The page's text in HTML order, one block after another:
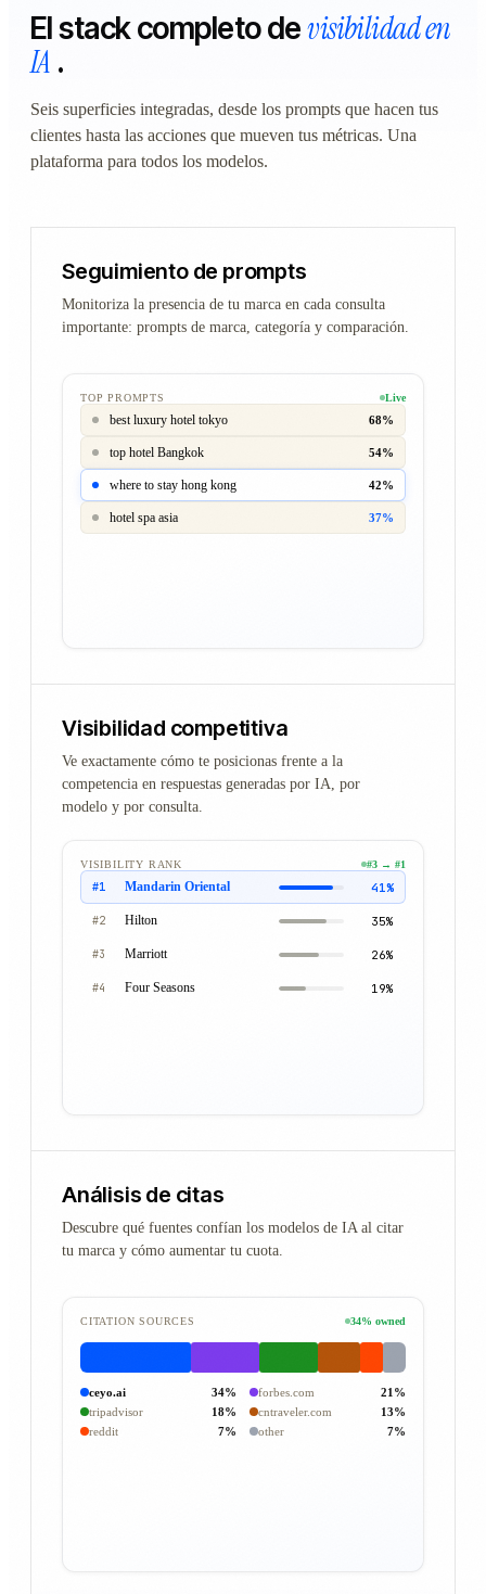
El stack completo devisibilidad en
IA .
Seis superficies integradas, desde los prompts que hacen tus
clientes hasta las acciones que mueven tus métricas. Una
plataforma para todos los modelos.
Seguimiento de prompts
Monitoriza la presencia de tu marca en cada consulta
importante: prompts de marca, categoría y comparación.
TOP PROMPTS Live
best luxury hotel tokyo 68%
top hotel Bangkok 54%
where to stay hong kong 42%
hotel spa asia 37%
Visibilidad competitiva
Ve exactamente cómo te posicionas frente a la
competencia en respuestas generadas por IA, por
modelo y por consulta.
VISIBILITY RANK #3 → #1
#1 Hilton 38%
#2 Marriott 31%
#3 Mandarin Oriental 24%
#4 Four Seasons 19%
Análisis de citas
Descubre qué fuentes confían los modelos de IA al citar
tu marca y cómo aumentar tu cuota.
CITATION SOURCES 34% owned
ceyo.ai 34% forbes.com
21%
tripadvisor
18% cntraveler.com
13%
reddit
7% other 7%